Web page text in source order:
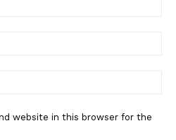
website in this browser for the